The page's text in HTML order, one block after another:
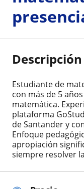
Estudiante de
con más de 5
matemática.
plataforma
de Santander y
Enfoque
apropiación
siempre resolver